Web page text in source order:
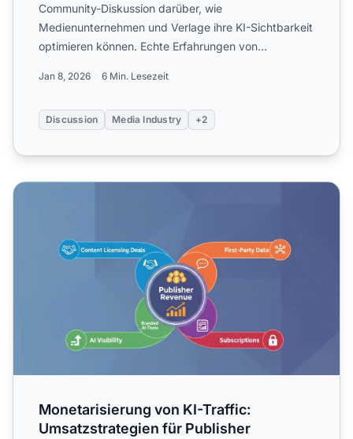
Community-Diskussion darüber, wie
Medienunternehmen und Verlage ihre KI-Sichtbarkeit
optimieren können. Echte Erfahrungen von
Jan 8, 2026 6 Min. Lesezeit
Discussion Media Industry +2
Monetarisierung von KI-Traffic: Umsatzstrategien für
Monetarisierung von KI-Traffic:
Umsatzstrategien für Publisher